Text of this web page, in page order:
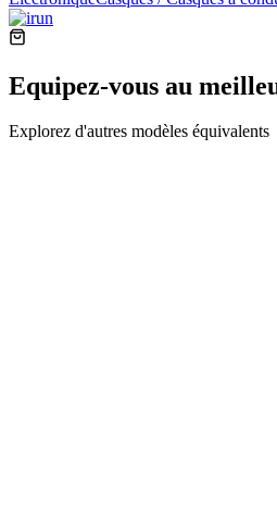
Equipez-vous au
Explorez d'autres modèles équivalents